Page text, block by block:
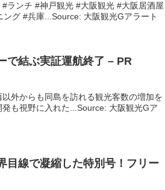
ランチ #神戸観光 #大阪観光 #大阪居酒屋
グ #兵庫...Source: 大阪観光Gアラート
で結ぶ実証運航終了 – PR
外からも同島を訪れる観光客数の増加を
も視野に入れた...Source: 大阪観光Gア
目線で凝縮した特別号！フリー